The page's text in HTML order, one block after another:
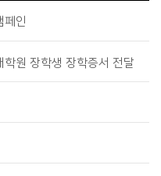
페인
원 장학생 장학증서 전달